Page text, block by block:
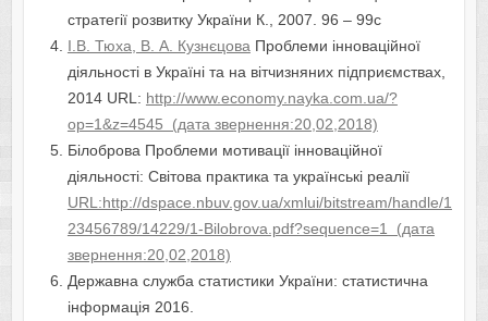
стратегії розвитку України К., 2007. 96 – 99с
І.В. Тюха, В. А. КузнєцоваПроблеми інноваційної
діяльності в Україні та на вітчизняних підприємствах,
2014 URL: http://www.economy.nayka.com.ua/?
op=1&z=4545 (дата звернення:20,02,2018)
Білоброва Проблеми мотивації інноваційної
діяльності: Світова практика та українські реалії
URL:http://dspace.nbuv.gov.ua/xmlui/bitstream/handle/1
23456789/14229/1-Bilobrova.pdf?sequence=1 (дата
звернення:20,02,2018)
Державна служба статистики України: статистична
інформація 2016.